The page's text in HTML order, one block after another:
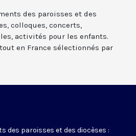
des paroisses et des
colloques, concerts,
activités pour les enfants.
en France sélectionnés par
des paroisses et des diocèses :